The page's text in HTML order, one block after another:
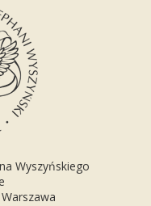
Wyszyńskiego